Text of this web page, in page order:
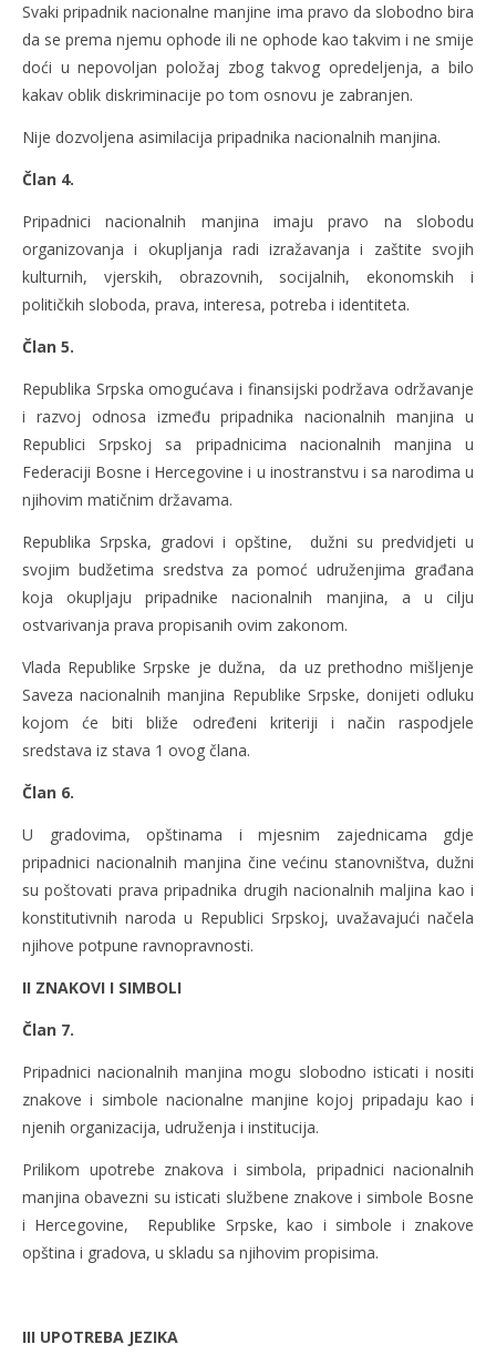
Svaki pripadnik nacionalne manjine ima pravo da slobodno bira
da se prema njemu ophode ili ne ophode kao takvim i ne smije
doći u nepovoljan položaj zbog takvog opredeljenja, a bilo
kakav oblik diskriminacije po tom osnovu je zabranjen.
Nije dozvoljena asimilacija pripadnika nacionalnih manjina.
Član 4.
Pripadnici nacionalnih manjina imaju pravo na slobodu
organizovanja i okupljanja radi izražavanja i zaštite svojih
kulturnih, vjerskih, obrazovnih, socijalnih, ekonomskih i
političkih sloboda, prava, interesa, potreba i identiteta.
Član 5.
Republika Srpska omogućava i finansijski podržava održavanje
i razvoj odnosa između pripadnika nacionalnih manjina u
Republici Srpskoj sa pripadnicima nacionalnih manjina u
Federaciji Bosne i Hercegovine i u inostranstvu i sa narodima u
njihovim matičnim državama.
Republika Srpska, gradovi i opštine, dužni su predvidjeti u
svojim budžetima sredstva za pomoć udruženjima građana
koja okupljaju pripadnike nacionalnih manjina, a u cilju
ostvarivanja prava propisanih ovim zakonom.
Vlada Republike Srpske je dužna, da uz prethodno mišljenje
Saveza nacionalnih manjina Republike Srpske, donijeti odluku
kojom će biti bliže određeni kriteriji i način raspodjele
sredstava iz stava 1 ovog člana.
Član 6.
U gradovima, opštinama i mjesnim zajednicama gdje
pripadnici nacionalnih manjina čine većinu stanovništva, dužni
su poštovati prava pripadnika drugih nacionalnih maljina kao i
konstitutivnih naroda u Republici Srpskoj, uvažavajući načela
njihove potpune ravnopravnosti.
II ZNAKOVI I SIMBOLI
Član 7.
Pripadnici nacionalnih manjina mogu slobodno isticati i nositi
znakove i simbole nacionalne manjine kojoj pripadaju kao i
njenih organizacija, udruženja i institucija.
Prilikom upotrebe znakova i simbola, pripadnici nacionalnih
manjina obavezni su isticati službene znakove i simbole Bosne
i Hercegovine, Republike Srpske, kao i simbole i znakove
opština i gradova, u skladu sa njihovim propisima.
III UPOTREBA JEZIKA